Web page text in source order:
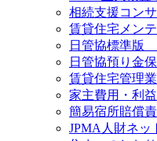
相続支援コン
賃貸住宅メン
日管協標準版
日管協預り金
賃貸住宅管理
家主費用・利
簡易宿所賠償
JPMA人財ネッ